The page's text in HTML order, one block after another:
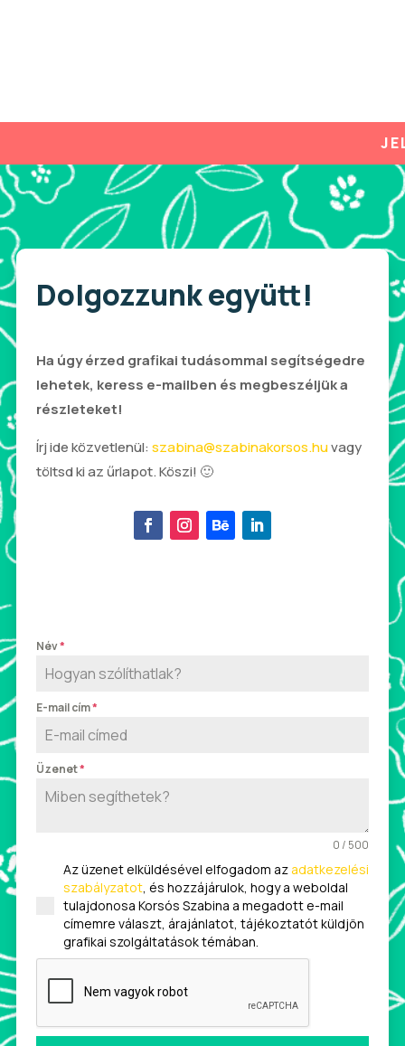
JELENLEG
Dolgozzunk együtt!
Ha úgy érzed grafikai tudásommal segítségedre
lehetek, keress e-mailben és megbeszéljük a
részleteket!
Írj ide közvetlenül: szabina@szabinakorsos.huvagy
töltsd ki az űrlapot. Köszi! 🙂
Név*
E-mail cím*
Üzenet*
0 / 500
Az üzenet elküldésével elfogadom az adatkezelési
szabályzatot, és hozzájárulok, hogy a weboldal
tulajdonosa Korsós Szabina a megadott e-mail
címemre választ, árajánlatot, tájékoztatót küldjön
grafikai szolgáltatások témában.